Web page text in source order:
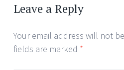
Leave a Reply
Your email address will not
fields are marked *